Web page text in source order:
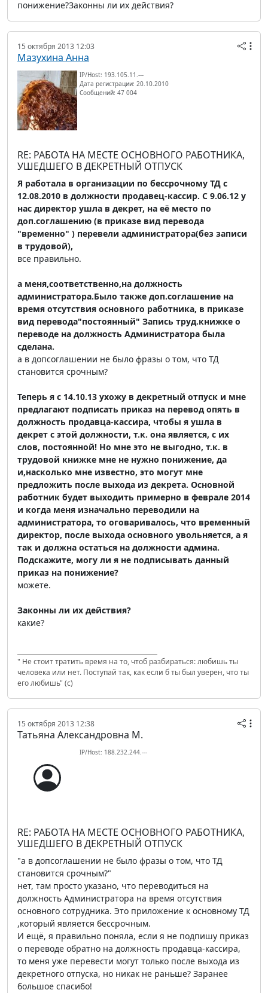
понижение?Законны ли их действия?
15 октября 2013 12:03
Мазухина Анна
IP/Host: 193.105.11.---
Дата регистрации: 20.10.2010
Сообщений: 47 004
RE: РАБОТА НА МЕСТЕ ОСНОВНОГО РАБОТНИКА,
УШЕДШЕГО В ДЕКРЕТНЫЙ ОТПУСК
Я работала в организации по бессрочному ТД с
12.08.2010 в должности продавец-кассир. С 9.06.12 у
нас директор ушла в декрет, на её место по
доп.соглашению (в приказе вид перевода
"временно" ) перевели администратора(без записи
в трудовой),
все правильно.
а меня,соответственно,на должность
администратора.Было также доп.соглашение на
время отсутствия основного работника, в приказе
вид перевода"постоянный" Запись труд.книжке о
переводе на должность Администратора была
сделана.
а в допсоглашении не было фразы о том, что ТД
становится срочным?
Теперь я с 14.10.13 ухожу в декретный отпуск и мне
предлагают подписать приказ на перевод опять в
должность продавца-кассира, чтобы я ушла в
декрет с этой должности, т.к. она является, с их
слов, постоянной! Но мне это не выгодно, т.к. в
трудовой книжке мне не нужно понижение, да
и,насколько мне известно, это могут мне
предложить после выхода из декрета. Основной
работник будет выходить примерно в феврале 2014
и когда меня изначально переводили на
администратора, то оговаривалось, что временный
директор, после выхода основного увольняется, а я
так и должна остаться на должности админа.
Подскажите, могу ли я не подписывать данный
приказ на понижение?
можете.
Законны ли их действия?
какие?
" Не стоит тратить время на то, чтоб разбираться: любишь ты
человека или нет. Поступай так, как если б ты был уверен, что ты
его любишь" (с)
15 октября 2013 12:38
Татьяна Александровна М.
IP/Host: 188.232.244.---
RE: РАБОТА НА МЕСТЕ ОСНОВНОГО РАБОТНИКА,
УШЕДШЕГО В ДЕКРЕТНЫЙ ОТПУСК
"а в допсоглашении не было фразы о том, что ТД
становится срочным?"
нет, там просто указано, что переводиться на
должность Администратора на время отсутствия
основного сотрудника. Это приложение к основному ТД
,который является бессрочным.
И ещё, я правильно поняла, если я не подпишу приказ
о переводе обратно на должность продавца-кассира,
то меня уже перевести могут только после выхода из
декретного отпуска, но никак не раньше? Заранее
большое спасибо!